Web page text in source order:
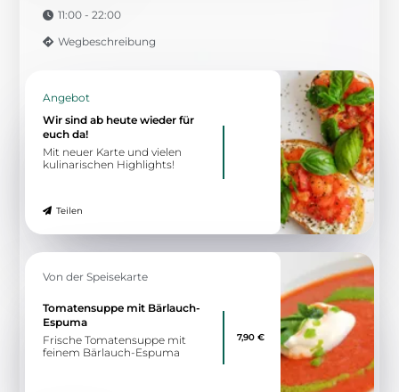
11:00 - 22:00
Wegbeschreibung
Angebot
Wir sind ab heute wieder für
euch da!
Mit neuer Karte und vielen
kulinarischen Highlights!
Teilen
Von der Speisekarte
Tomatensuppe mit Bärlauch-
Espuma
Frische Tomatensuppe mit
feinem Bärlauch-Espuma
7,90 €